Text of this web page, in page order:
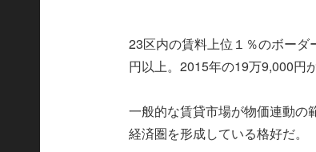
23区内の賃料上位１％のボー
円以上。2015年の19万9,000円
一般的な賃貸市場が物価連動の
経済圏を形成している格好だ。